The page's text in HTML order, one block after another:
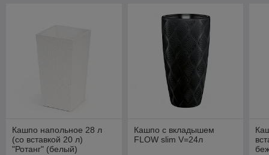
Кашпо напольное 28 л
(со вставкой 20 л)
"Ротанг" (белый)
Кашпо с вкладышем
FLOW slim V=24л